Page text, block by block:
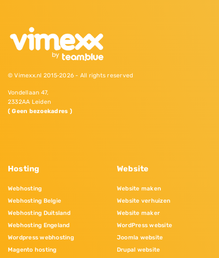
© Vimexx.nl 2015‐2026 - All rights reserved
Vondellaan 47,
2332AA Leiden
( Geen bezoekadres )
Hosting
Webhosting
Webhosting Belgie
Webhosting Duitsland
Webhosting Engeland
Wordpress webhosting
Magento hosting
Website
Website maken
Website verhuizen
Website maker
WordPress website
Joomla website
Drupal website